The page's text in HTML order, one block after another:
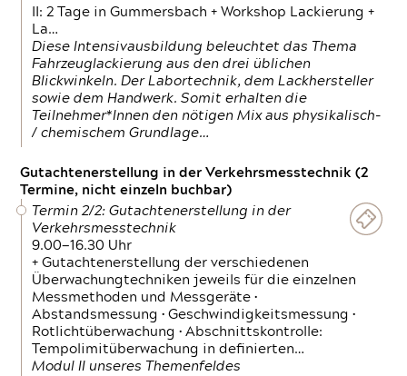
II: 2 Tage in Gummersbach + Workshop Lackierung +
La…
Diese Intensivausbildung beleuchtet das Thema
Fahrzeuglackierung aus den drei üblichen
Blickwinkeln. Der Labortechnik, dem Lackhersteller
sowie dem Handwerk. Somit erhalten die
Teilnehmer*Innen den nötigen Mix aus physikalisch-
/ chemischem Grundlage…
Gutachtenerstellung in der Verkehrsmesstechnik (2
Termine, nicht einzeln buchbar)
Termin 2/2: Gutachtenerstellung in der
Verkehrsmesstechnik
9.00—16.30 Uhr
+ Gutachtenerstellung der verschiedenen
Überwachungtechniken jeweils für die einzelnen
Messmethoden und Messgeräte •
Abstandsmessung • Geschwindigkeitsmessung •
Rotlichtüberwachung • Abschnittskontrolle:
Tempolimitüberwachung in definierten…
Modul II unseres Themenfeldes